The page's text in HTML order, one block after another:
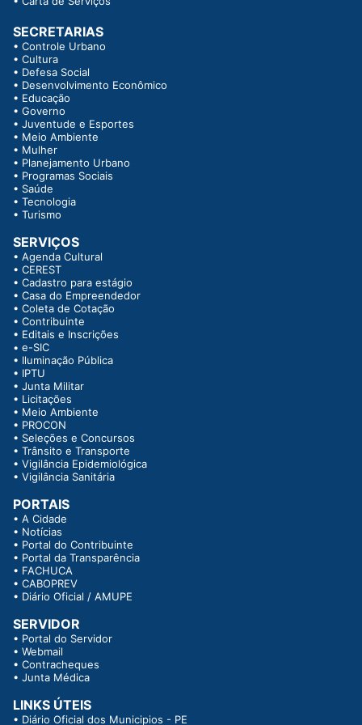
SECRETARIAS
• Controle Urbano
• Cultura
• Defesa Social
• Desenvolvimento Econômico
• Educação
• Governo
• Juventude e Esportes
• Meio Ambiente
• Mulher
• Planejamento Urbano
• Programas Sociais
• Saúde
• Tecnologia
• Turismo
SERVIÇOS
• Agenda Cultural
• CEREST
• Cadastro para estágio
• Casa do Empreendedor
• Coleta de Cotação
• Contribuinte
• Editais e Inscrições
• e-SIC
• Iluminação Pública
• IPTU
• Junta Militar
• Licitações
• Meio Ambiente
• PROCON
• Seleções e Concursos
• Trânsito e Transporte
• Vigilância Epidemiológica
• Vigilância Sanitária
PORTAIS
• A Cidade
• Notícias
• Portal do Contribuinte
• Portal da Transparência
• FACHUCA
• CABOPREV
• Diário Oficial / AMUPE
SERVIDOR
• Portal do Servidor
• Webmail
• Contracheques
• Junta Médica
LINKS ÚTEIS
• Diário Oficial dos Municipios - PE